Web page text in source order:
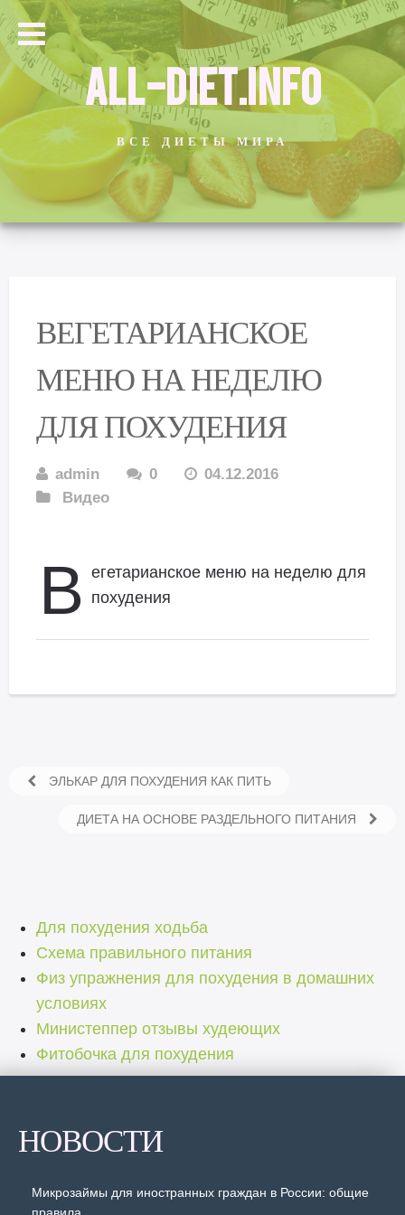
ALL-DIET.INFO
ВСЕ ДИЕТЫ МИРА
ВЕГЕТАРИАНСКОЕ
МЕНЮ НА НЕДЕЛЮ
ДЛЯ ПОХУДЕНИЯ
admin 0
04.12.2016
Видео
В егетарианское меню на неделю для
похудения
ЭЛЬКАР ДЛЯ ПОХУДЕНИЯ КАК ПИТЬ
ДИЕТА НА ОСНОВЕ РАЗДЕЛЬНОГО ПИТАНИЯ
Для похудения ходьба
Схема правильного питания
Физ упражнения для похудения в домашних
условиях
Министеппер отзывы худеющих
Фитобочка для похудения
НОВОСТИ
Микрозаймы для иностранных граждан в России: общие